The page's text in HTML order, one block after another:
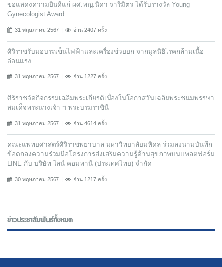
ขอแสดงความยินดีแก่ ผศ.พญ.นิดา จารีมิตร ได้รับรางวัล Young
Gynecologist Award
31 พฤษภาคม 2567 อ่าน 2407 ครั้ง
ศิริราชรับมอบรถเข็นไฟฟ้าและเครื่องช่วยยก จากมูลนิธิโรคกล้ามเนื้อ
อ่อนแรง
31 พฤษภาคม 2567 อ่าน 1227 ครั้ง
ศิริราชจัดกิจกรรมเฉลิมพระเกียรติเนื่องในโอกาสวันเฉลิมพระชนมพรรษา
สมเด็จพระนางเจ้า ฯ พระบรมราชินี
31 พฤษภาคม 2567 อ่าน 4614 ครั้ง
คณะแพทยศาสตร์ศิริราชพยาบาล มหาวิทยาลัยมหิดล ร่วมลงนามบันทึก
ข้อตกลงความร่วมมือโครงการส่งเสริมความรู้ด้านสุขภาพบนแพลตฟอร์ม
LINE กับ บริษัท ไลน์ คอมพานี (ประเทศไทย) จํากัด
30 พฤษภาคม 2567 อ่าน 1217 ครั้ง
ข่าวประชาสัมพันธ์ทั้งหมด